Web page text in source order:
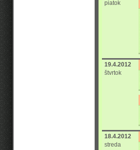
piatok
19.4.2012
štvrtok
18.4.2012
streda